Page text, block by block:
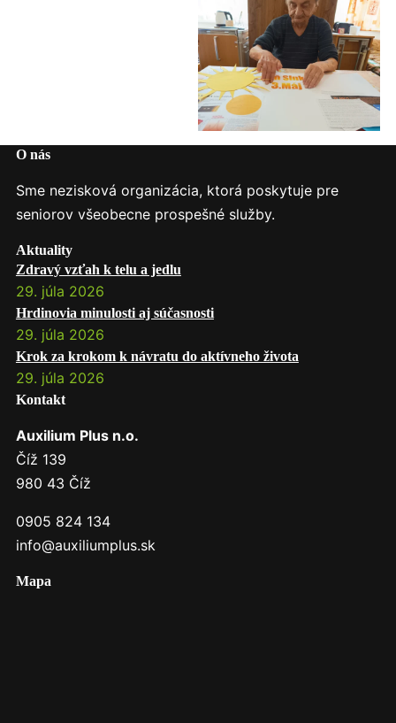
O nás
Sme nezisková organizácia, ktorá poskytuje pre
seniorov všeobecne prospešné služby.
Aktuality
Zdravý vzťah k telu a jedlu
29. júla 2026
Hrdinovia minulosti aj súčasnosti
29. júla 2026
Krok za krokom k návratu do aktívneho života
29. júla 2026
Kontakt
Auxilium Plus n.o.
Číž 139
980 43 Číž
0905 824 134
info@auxiliumplus.sk
Mapa